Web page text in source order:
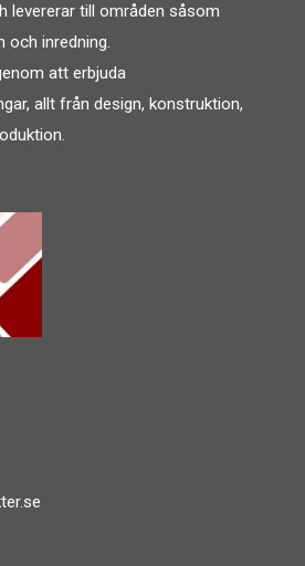
levererar till områden såsom
och inredning.
att erbjuda
allt från design, konstruktion,